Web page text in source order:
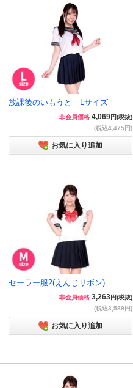
放課後のいもうと Lサイズ
非会員価格 4,069円(税抜)
(税込4,475円)
お気に入り追加
セーラー服2(えんじリボン)
非会員価格 3,263円(税抜)
(税込3,589円)
お気に入り追加